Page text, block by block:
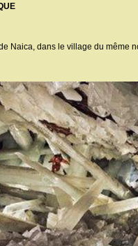
Naica, dans le village du même